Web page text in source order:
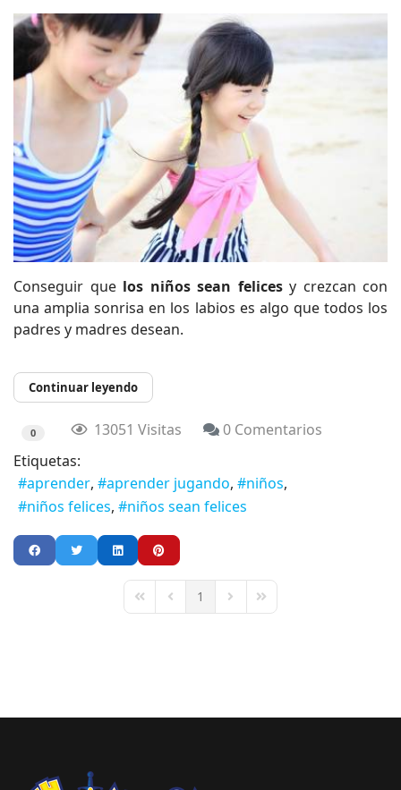
Conseguir que los niños sean felicesy crezcan con
una amplia sonrisa en los labios es algo que todos los
padres y madres desean.
Continuar leyendo
0 13051 Visitas
0 Comentarios
Etiquetas:
aprender
aprender jugando
niños
niños felices
niños sean felices
First PagePrevious Page
1 Next PageLast Page